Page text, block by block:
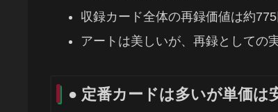
収録カード全体の再録価値は約775
アートは美しいが、再録としての
● 定番カードは多いが単価は